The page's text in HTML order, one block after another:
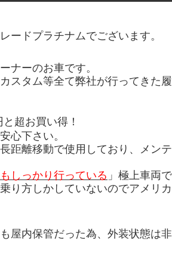
ードプラチナムでございます。
ナーのお車です。
スタム等全て弊社が行ってきた
と超お買い得！
心下さい。
距離移動で使用しており、メン
しっかり行っている 」極上車両
り方しかしていないのでアメリ
屋内保管だった為、外装状態は